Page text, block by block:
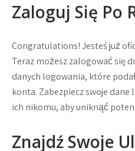
Zaloguj Się Po
Congratulations! Jesteś już
Teraz możesz zalogować się
danych logowania, które
konta. Zabezpiecz swoje
ich nikomu, aby uniknąć
Znajdź Swoje